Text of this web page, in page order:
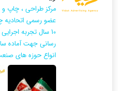
مرکز طراحی ، چاپ و
عضو رسمی اتحادیه
10 سال تجربه
رسانی جهت آماده
انواع حوزه های